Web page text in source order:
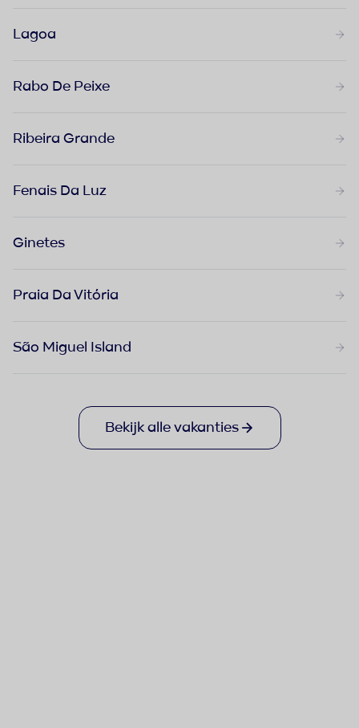
Lagoa
Rabo De Peixe
Ribeira Grande
Fenais Da Luz
Ginetes
Praia Da Vitória
São Miguel Island
Bekijk alle vakanties